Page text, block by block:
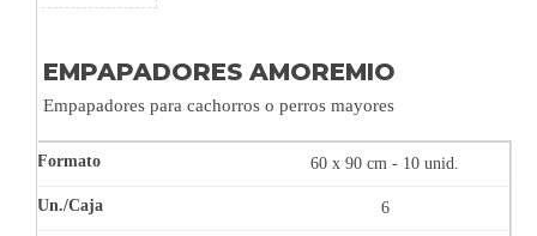
EMPAPADORES AMOREMIO
Empapadores para cachorros o perros mayores
60 x 90 cm - 10 unid.
6